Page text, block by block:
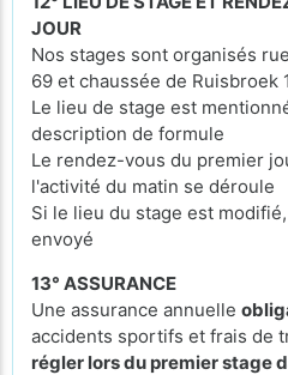
JOUR
Nos stages sont organisés
69 et chaussée de Ruisbroek
Le lieu de stage est
description de formule
Le rendez-vous du premier
l'activité du matin se déroule
Si le lieu du stage est
envoyé
13° ASSURANCE
Une assurance annuelle
accidents sportifs et frais de
régler lors du premier stage